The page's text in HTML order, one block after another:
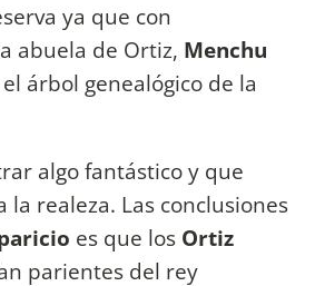
ya que con
abuela de Ortiz, Menchu
árbol genealógico de la
algo fantástico y que
la realeza. Las conclusiones
es que los Ortiz
parientes del rey